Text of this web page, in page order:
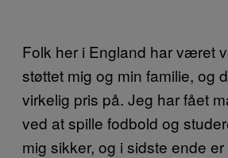
Folk her i England har været
støttet mig og min familie, og
virkelig pris på. Jeg har fået
ved at spille fodbold og
mig sikker, og i sidste ende